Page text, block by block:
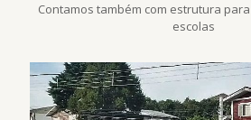
Contamos também com estrutura
escolas